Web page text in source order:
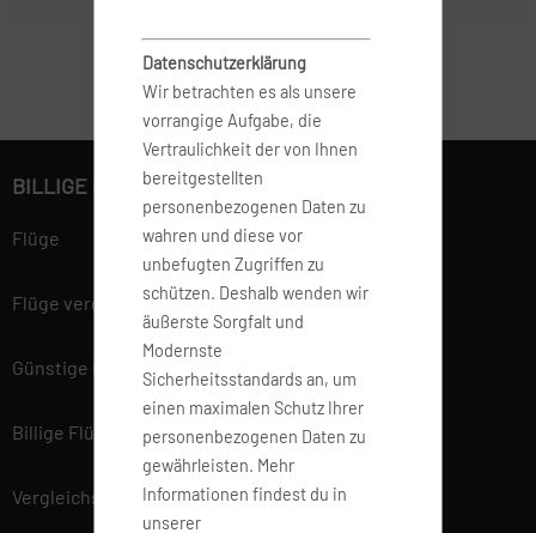
Datenschutzerklärung
Wir betrachten es als unsere
vorrangige Aufgabe, die
Vertraulichkeit der von Ihnen
bereitgestellten
personenbezogenen Daten zu
wahren und diese vor
unbefugten Zugriffen zu
schützen. Deshalb wenden wir
äußerste Sorgfalt und
Modernste
Sicherheitsstandards an, um
einen maximalen Schutz Ihrer
personenbezogenen Daten zu
gewährleisten. Mehr
Informationen findest du in
unserer
BILLIGE FLÜGE BUCHEN
Flüge
Flüge vergleichen
Günstige Flüge
Billige Flüge
Vergleichsportal